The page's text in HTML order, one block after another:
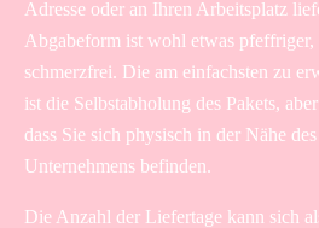
Adresse oder an Ihren Arbeitsplatz
Abgabeform ist wohl etwas
schmerzfrei. Die am einfachsten zu
ist die Selbstabholung des Pakets,
dass Sie sich physisch in der Nähe
Unternehmens befinden.
Die Anzahl der Liefertage kann sich